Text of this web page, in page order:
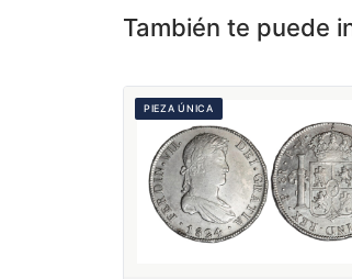
También te puede
PIEZA ÚNICA